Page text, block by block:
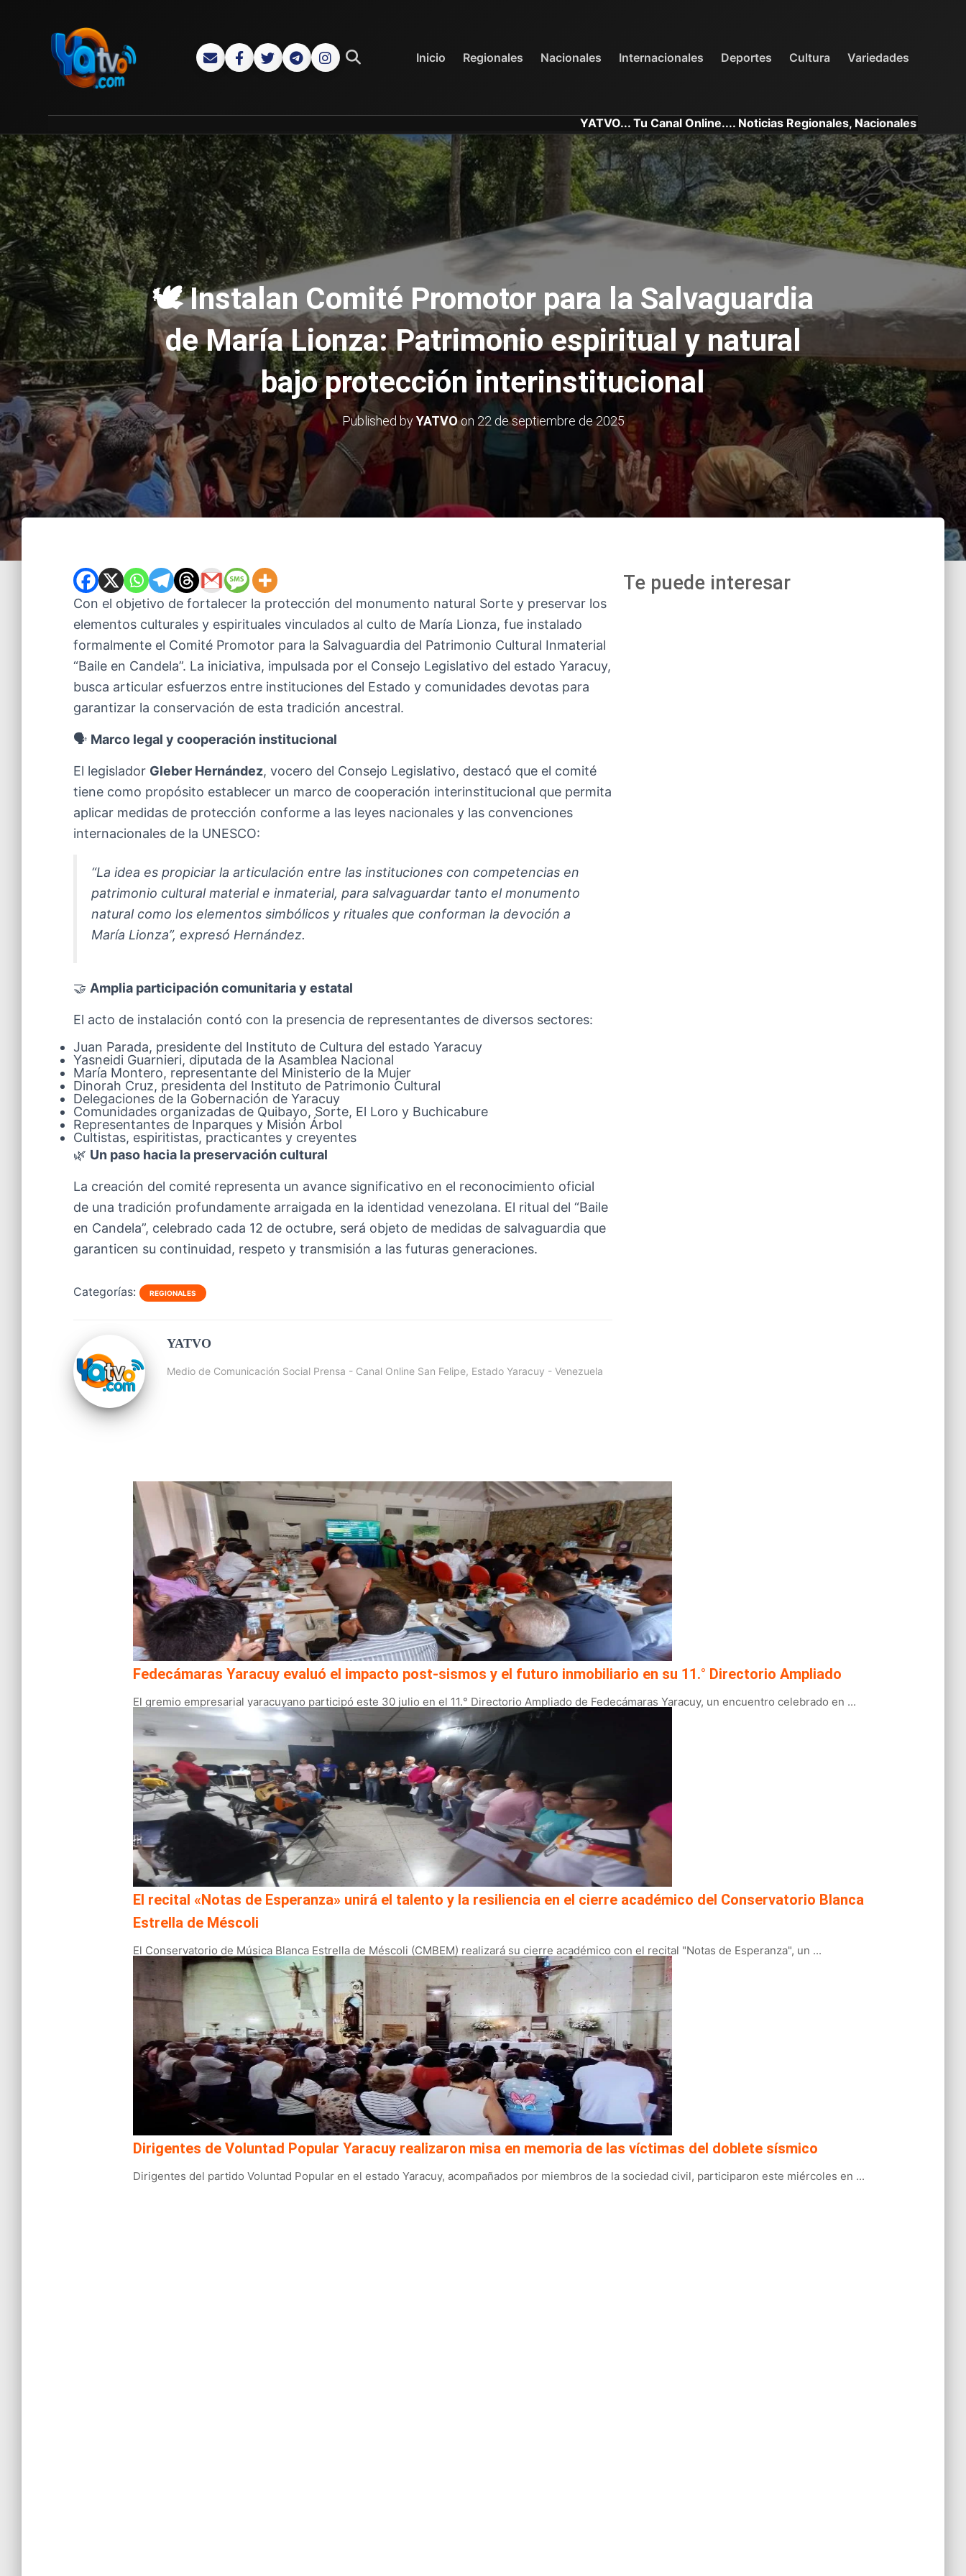
Inicio Regionales Nacionales Internacionales Deportes Cultura Variedades
YATVO... Tu Canal Online.... Noticias Regionales, Nacionales e Internacionales.
🕊️ Instalan Comité Promotor para la Salvaguardia
de María Lionza: Patrimonio espiritual y natural
bajo protección interinstitucional
Published byYATVOon 22 de septiembre de 2025
Con el objetivo de fortalecer la protección del monumento natural Sorte y preservar los
elementos culturales y espirituales vinculados al culto de María Lionza, fue instalado
formalmente el Comité Promotor para la Salvaguardia del Patrimonio Cultural Inmaterial
“Baile en Candela”. La iniciativa, impulsada por el Consejo Legislativo del estado Yaracuy,
busca articular esfuerzos entre instituciones del Estado y comunidades devotas para
garantizar la conservación de esta tradición ancestral.
🗣️ Marco legal y cooperación institucional
El legislador Gleber Hernández, vocero del Consejo Legislativo, destacó que el comité
tiene como propósito establecer un marco de cooperación interinstitucional que permita
aplicar medidas de protección conforme a las leyes nacionales y las convenciones
internacionales de la UNESCO:
“La idea es propiciar la articulación entre las instituciones con competencias en
patrimonio cultural material e inmaterial, para salvaguardar tanto el monumento
natural como los elementos simbólicos y rituales que conforman la devoción a
María Lionza”, expresó Hernández.
🤝 Amplia participación comunitaria y estatal
El acto de instalación contó con la presencia de representantes de diversos sectores:
Juan Parada, presidente del Instituto de Cultura del estado Yaracuy
Yasneidi Guarnieri, diputada de la Asamblea Nacional
María Montero, representante del Ministerio de la Mujer
Dinorah Cruz, presidenta del Instituto de Patrimonio Cultural
Delegaciones de la Gobernación de Yaracuy
Comunidades organizadas de Quibayo, Sorte, El Loro y Buchicabure
Representantes de Inparques y Misión Árbol
Cultistas, espiritistas, practicantes y creyentes
🌿 Un paso hacia la preservación cultural
La creación del comité representa un avance significativo en el reconocimiento oficial
de una tradición profundamente arraigada en la identidad venezolana. El ritual del “Baile
en Candela”, celebrado cada 12 de octubre, será objeto de medidas de salvaguardia que
garanticen su continuidad, respeto y transmisión a las futuras generaciones.
Categorías: REGIONALES
YATVO
Medio de Comunicación Social Prensa - Canal Online San Felipe, Estado Yaracuy - Venezuela
Te puede interesar
Fedecámaras Yaracuy evaluó el impacto post-sismos y el futuro inmobiliario en su 11.° Directorio Ampliado
El gremio empresarial yaracuyano participó este 30 julio en el 11.° Directorio Ampliado de Fedecámaras Yaracuy, un encuentro celebrado en ...
El recital «Notas de Esperanza» unirá el talento y la resiliencia en el cierre académico del Conservatorio Blanca
Estrella de Méscoli
El Conservatorio de Música Blanca Estrella de Méscoli (CMBEM) realizará su cierre académico con el recital "Notas de Esperanza", un ...
Dirigentes de Voluntad Popular Yaracuy realizaron misa en memoria de las víctimas del doblete sísmico
Dirigentes del partido Voluntad Popular en el estado Yaracuy, acompañados por miembros de la sociedad civil, participaron este miércoles en ...